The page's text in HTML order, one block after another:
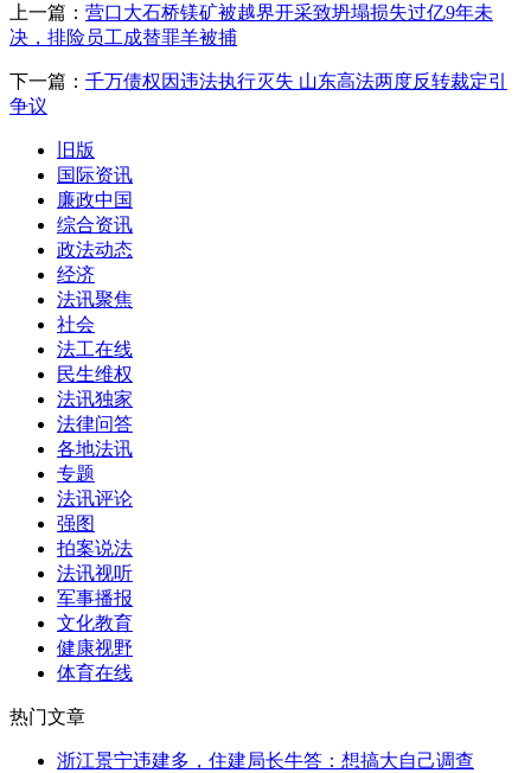
上一篇： 营口大石桥镁矿被越界开采致坍塌损失过亿9年未
决，排险员工成替罪羊被捕
下一篇： 千万债权因违法执行灭失 山东高法两度反转裁定引
争议
旧版
国际资讯
廉政中国
综合资讯
政法动态
经济
法讯聚焦
社会
法工在线
民生维权
法讯独家
法律问答
各地法讯
专题
法讯评论
强图
拍案说法
法讯视听
军事播报
文化教育
健康视野
体育在线
热门文章
浙江景宁违建多，住建局长牛答：想搞大自己调查